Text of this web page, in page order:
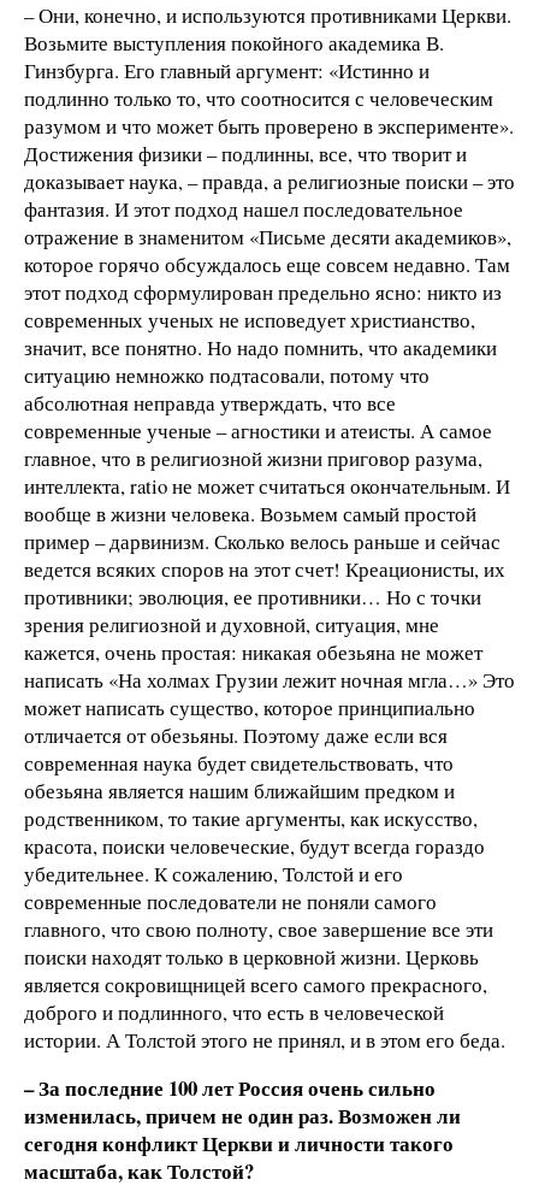
– Они, конечно, и используются противниками Церкви.
Возьмите выступления покойного академика В.
Гинзбурга. Его главный аргумент: «Истинно и
подлинно только то, что соотносится с человеческим
разумом и что может быть проверено в эксперименте».
Достижения физики – подлинны, все, что творит и
доказывает наука, – правда, а религиозные поиски – это
фантазия. И этот подход нашел последовательное
отражение в знаменитом «Письме десяти академиков»,
которое горячо обсуждалось еще совсем недавно. Там
этот подход сформулирован предельно ясно: никто из
современных ученых не исповедует христианство,
значит, все понятно. Но надо помнить, что академики
ситуацию немножко подтасовали, потому что
абсолютная неправда утверждать, что все
современные ученые – агностики и атеисты. А самое
главное, что в религиозной жизни приговор разума,
интеллекта, ratio не может считаться окончательным. И
вообще в жизни человека. Возьмем самый простой
пример – дарвинизм. Сколько велось раньше и сейчас
ведется всяких споров на этот счет! Креационисты, их
противники; эволюция, ее противники… Но с точки
зрения религиозной и духовной, ситуация, мне
кажется, очень простая: никакая обезьяна не может
написать «На холмах Грузии лежит ночная мгла…» Это
может написать существо, которое принципиально
отличается от обезьяны. Поэтому даже если вся
современная наука будет свидетельствовать, что
обезьяна является нашим ближайшим предком и
родственником, то такие аргументы, как искусство,
красота, поиски человеческие, будут всегда гораздо
убедительнее. К сожалению, Толстой и его
современные последователи не поняли самого
главного, что свою полноту, свое завершение все эти
поиски находят только в церковной жизни. Церковь
является сокровищницей всего самого прекрасного,
доброго и подлинного, что есть в человеческой
истории. А Толстой этого не принял, и в этом его беда.
– За последние 100 лет Россия очень сильно
изменилась, причем не один раз. Возможен ли
сегодня конфликт Церкви и личности такого
масштаба, как Толстой?